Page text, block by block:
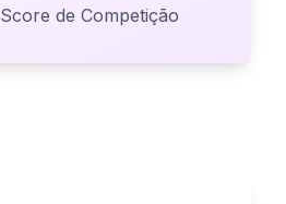
Score de Competição